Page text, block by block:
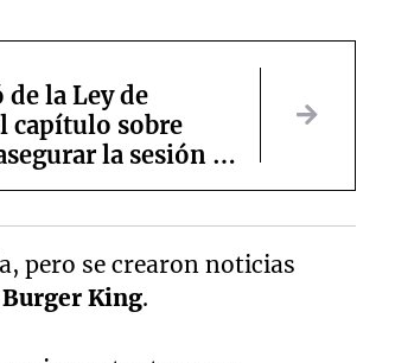
la Ley de
capítulo sobre
la sesión en
pero se crearon noticias
Burger King.